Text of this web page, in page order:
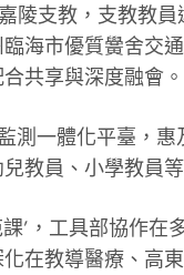
支教，支教教
市優質黌舍交
共享與深度融會。
一體化平臺，
兒教員、小學教員
’，工具部協作
在教導醫療、高